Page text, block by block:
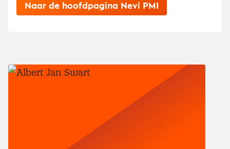
Naar de hoofdpagina Nevi PMI